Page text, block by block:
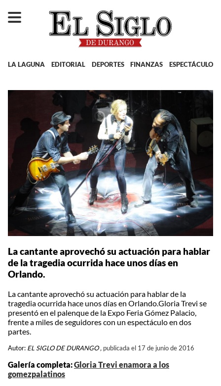
LA LAGUNA EDITORIAL DEPORTES FINANZAS ESPECTÁCULOS
La cantante aprovechó su actuación para hablar
de la tragedia ocurrida hace unos días en
Orlando.
La cantante aprovechó su actuación para hablar de la
tragedia ocurrida hace unos días en Orlando.Gloria Trevi se
presentó en el palenque de la Expo Feria Gómez Palacio,
frente a miles de seguidores con un espectáculo en dos
partes.
Autor: EL SIGLO DE DURANGO , publicada el 17 de junio de 2016
Galería completa:Gloria Trevi enamora a los
gomezpalatinos